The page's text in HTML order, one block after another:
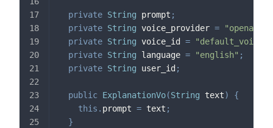
private String prompt ;
private String voice_provider = "openai"
private String voice_id = "default_voice"
private String language = "english" ;
private String user_id ;
public ExplanationVo(String text)
{
this . prompt = text ;
}